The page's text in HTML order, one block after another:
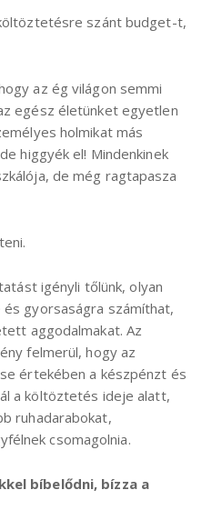
szánt budget-t,
az ég világon semmi
egész életünket egyetlen
holmikat más
higgyék el! Mindenkinek
de még ragtapasza
igényli tőlünk, olyan
gyorsaságra számíthat,
aggodalmakat. Az
felmerül, hogy az
értekében a készpénzt és
a költöztetés ideje alatt,
ruhadarabokat,
csomagolnia.
bíbelődni, bízza a